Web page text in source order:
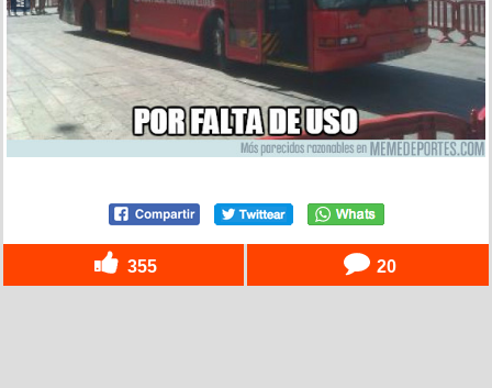
355 20